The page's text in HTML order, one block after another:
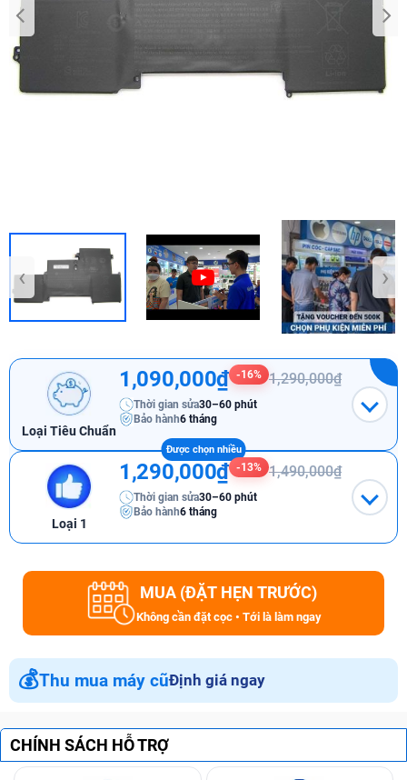
‹ ›
Loại Tiêu Chuẩn
1,090,000₫ -16% 1,290,000₫
Thời gian sửa30–60 phút
Bảo hành6 tháng
Loại 1
1,290,000₫ -13% 1,490,000₫
Thời gian sửa30–60 phút
Bảo hành6 tháng
MUA (ĐẶT HẸN TRƯỚC)
Không cần đặt cọc • Tới là làm ngay
💰Thu mua máy cũĐịnh giá ngay
CHÍNH SÁCH HỖ TRỢ